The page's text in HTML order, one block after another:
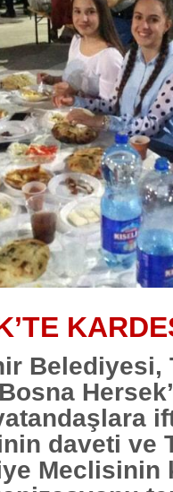
Belediyesi,
daveti ve
Meclisinin